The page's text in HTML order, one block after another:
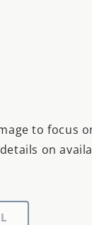
to focus
on